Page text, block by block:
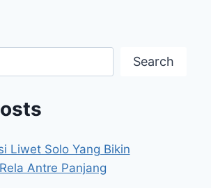
Search
Liwet Solo Yang Bikin
Antre Panjang